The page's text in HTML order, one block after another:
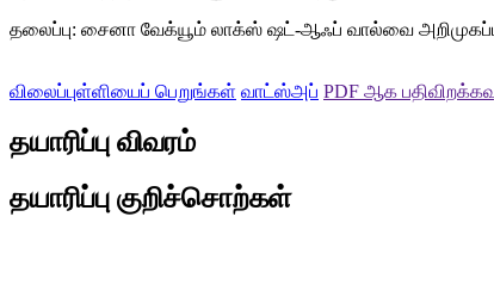
தலைப்பு: சைனா வேக்யூம் லாக்ஸ் ஷட்-ஆஃப் வால்வை
விலைப்புள்ளியைப் பெறுங்கள் வாட்ஸ்அப் PDF ஆக
தயாரிப்பு விவரம்
தயாரிப்பு குறிச்சொற்கள்